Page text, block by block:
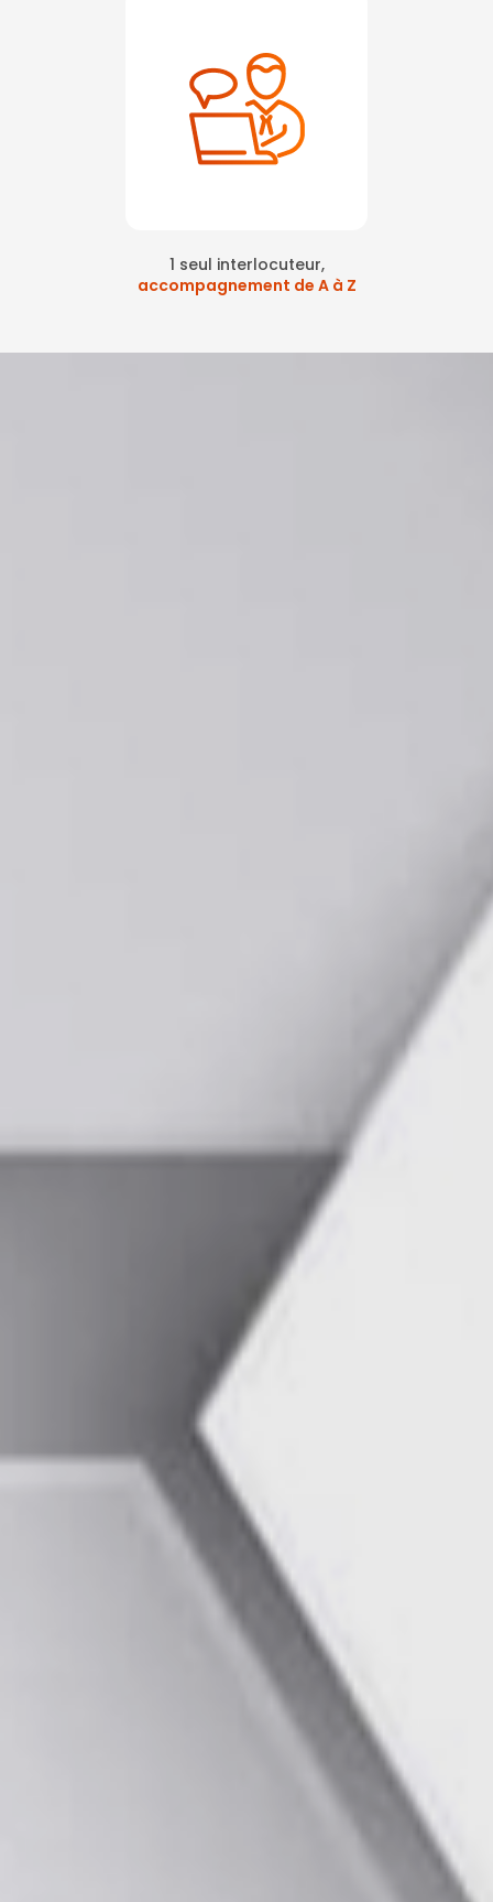
1 seul interlocuteur,
accompagnement de A à Z